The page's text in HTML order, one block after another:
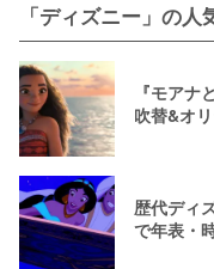
「ディズニー」の
『モアナ
吹替&オ
歴代ディ
で年表・